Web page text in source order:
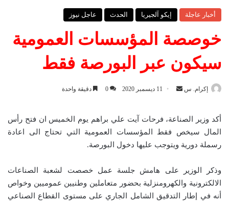
أخبار عاجلة إيكو آلجيريا الحدث عاجل نيوز
خوصصة المؤسسات العمومية
سيكون عبر البورصة فقط
إكرام. س
ر
د
ا
إ
11 ديسمبر 2020 0 دقيقة واحدة
أكد وزير الصناعة، فرحات آيت علي براهم يوم الخميس ان فتح رأس
المال سيخص فقط المؤسسات العمومية التي تحتاج الى اعادة
رسملة دورية ويتوجب عليها دخول البورصة.
وذكر الوزير على هامش جلسة عمل خصصت لشعبة الصناعات
الالكترونية والكهرومنزلية بحضور متعاملين وطنيين عموميين وخواص
أنه في إطار التدقيق الشامل الجاري على مستوى القطاع الصناعي